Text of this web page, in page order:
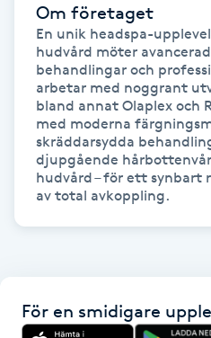
Hatha Yoga
Headspa
Healing
Herrklippning
Om företaget
En unik headspa-
hudvård möter
behandlingar och
arbetar med noggrant
bland annat Olaplex och
med moderna
skräddarsydda
djupgående
hudvård – för ett synbart
av total avkoppling.
För en smidigare